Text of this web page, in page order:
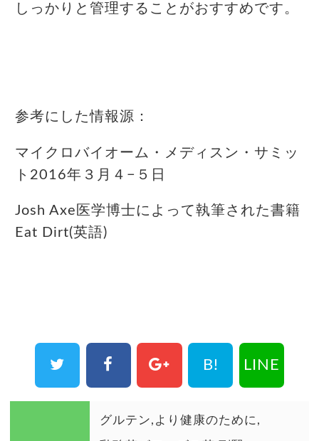
しっかりと管理することがおすすめです。
参考にした情報源：
マイクロバイオーム・メディスン・サミッ
ト2016年３月４−５日
Josh Axe医学博士によって執筆された書籍
Eat Dirt(英語)
B! LINE
グルテン より健康のために